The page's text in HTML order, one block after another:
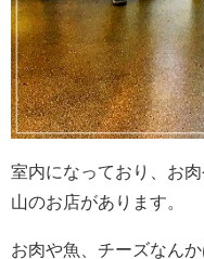
室内になっており、お
山のお店があります。
お肉や魚、チーズなん